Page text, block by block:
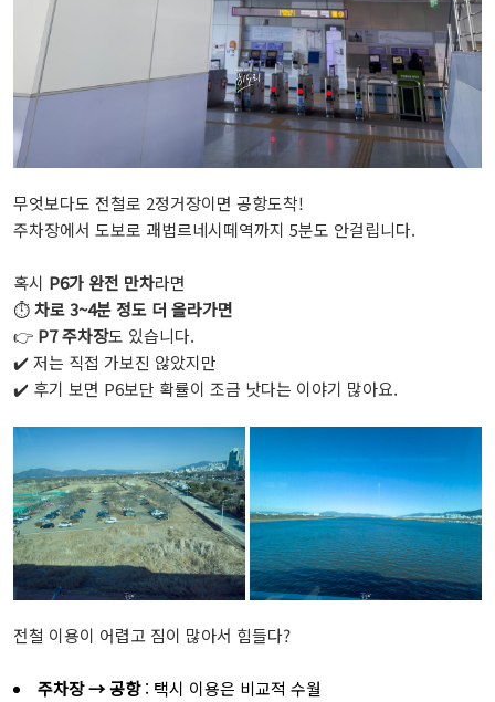
무엇보다도 전철로 2정거장이면 공항도착!
주차장에서 도보로 괘법르네시떼역까지 5분도 안걸립니다.
혹시 P6가 완전 만차라면
⏱️차로 3~4분 정도 더 올라가면
👉 P7 주차장도 있습니다.
✔️ 저는 직접 가보진 않았지만
✔️ 후기 보면 P6보단 확률이 조금 낫다는 이야기 많아요.
전철 이용이 어렵고 짐이 많아서 힘들다?
주차장 → 공항: 택시 이용은 비교적 수월